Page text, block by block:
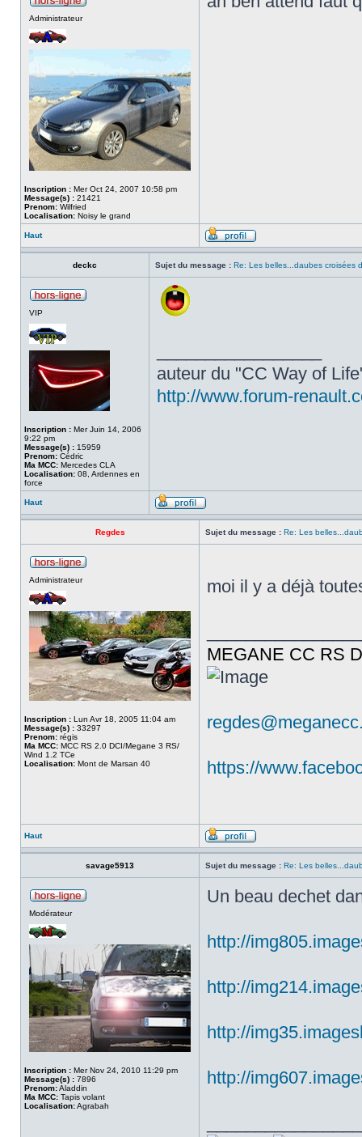
Administrateur
Inscription : Mer Oct 24, 2007 10:58 pm
Message(s) : 21421
Prenom: Wilfried
Localisation: Noisy le grand
Haut
deckc Sujet du message : Re: Les belles...daubes croisées
VIP
Inscription : Mer Juin 14, 2006
9:22 pm
Message(s) : 15959
Prenom: Cédric
Ma MCC: Mercedes CLA
Localisation: 08, Ardennes en
force
auteur du "CC Way of
http://www.forum-
Haut
Regdes Sujet du message : Re: Les
Administrateur
Inscription : Lun Avr 18, 2005 11:04 am
Message(s) : 33297
Prenom: régis
Ma MCC: MCC RS 2.0 DCI/Megane 3 RS/
Wind 1.2 TCe
Localisation: Mont de Marsan 40
moi il y a déjà
MEGANE CC RS
https://
Haut
savage5913 Sujet du message : Re: Les
Modérateur
Inscription : Mer Nov 24, 2010 11:29 pm
Message(s) : 7896
Prenom:Aladdin
Ma MCC: Tapis volant
Localisation:Agrabah
Un beau dechet
http://
http://
http://
http://